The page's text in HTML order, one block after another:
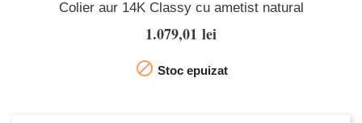
Colier aur 14K Classy cu ametist natural
1.079,01 lei
 Stoc epuizat